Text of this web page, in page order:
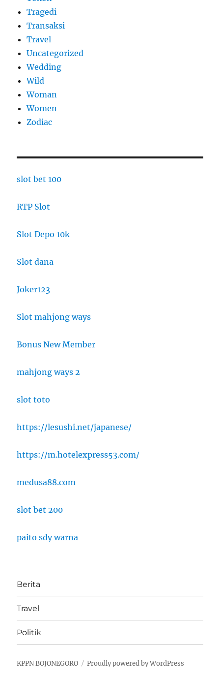
Tragedi
Transaksi
Travel
Uncategorized
Wedding
Wild
Woman
Women
Zodiac
slot bet 100
RTP Slot
Slot Depo 10k
Slot dana
Joker123
Slot mahjong ways
Bonus New Member
mahjong ways 2
slot toto
https://lesushi.net/japanese/
https://m.hotelexpress53.com/
medusa88.com
slot bet 200
paito sdy warna
Berita
Travel
Politik
KPPN BOJONEGORO Proudly powered by WordPress